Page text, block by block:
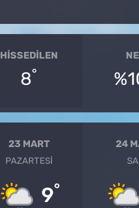
HISSEDILEN
8°
23 MART
PAZARTESI
9°
24